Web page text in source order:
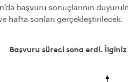
başvuru sonuçlarının
hafta sonları gerçekleştirilecek.
Başvuru süreci sona erdi.